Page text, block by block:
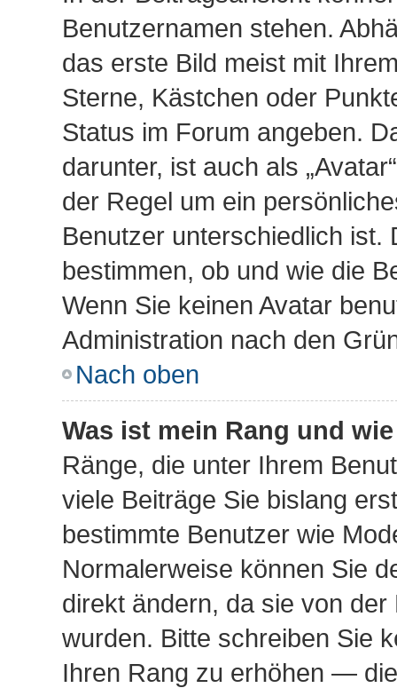
Benutzernamen stehen.
das erste Bild meist mit
Sterne, Kästchen oder
Status im Forum angeben.
darunter, ist auch als
der Regel um ein
Benutzer unterschiedlich ist.
bestimmen, ob und wie die
Wenn Sie keinen Avatar
Administration nach den
Nach oben
Was ist mein Rang und
Ränge, die unter Ihrem
viele Beiträge Sie bislang
bestimmte Benutzer wie
Normalerweise können Sie
direkt ändern, da sie von
wurden. Bitte schreiben Sie
Ihren Rang zu erhöhen —